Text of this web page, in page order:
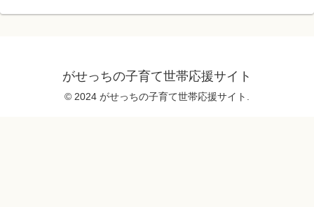
がせっちの子育て世帯応援サイト
© 2024 がせっちの子育て世帯応援サイト.